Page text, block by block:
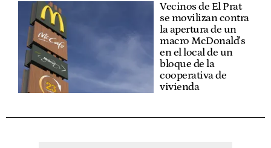
Vecinos de El Prat
se movilizan contra
la apertura de un
macro McDonald's
en el local de un
bloque de la
cooperativa de
vivienda